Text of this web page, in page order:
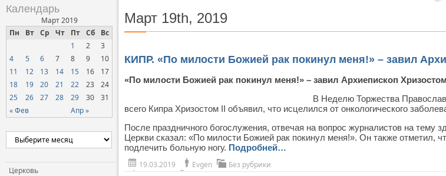
Календарь
Март 2019
Пн
Вт Ср Чт Пт Сб Вс
« Фев Апр »
1 2
3
4
5 6 7 8 9
10
11
12 13 14 15 16
17
18
19 20 21 22 23
24
25
26 27 28 29 30 31
Церковь
Март 19th, 2019
КИПР. «По милости Божией рак покинул меня!» – завил
«По милости Божией рак покинул меня!» – завил Архиепископ Хризостом
В Неделю Торжества
всего Кипра Хризостом II объявил, что исцелился от онкологического
После праздничного богослужения, отвечая на вопрос журналистов на тему
Церкви сказал: «По милости Божией рак покинул меня!». Он также отметил,
подлечить больную ногу. Подробней…
19.03.2019
Evgen Без рубрики